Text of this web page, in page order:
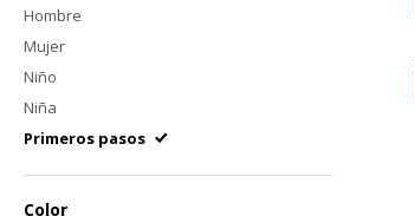
Hombre
Mujer
Niño
Niña
Primeros pasos
Color